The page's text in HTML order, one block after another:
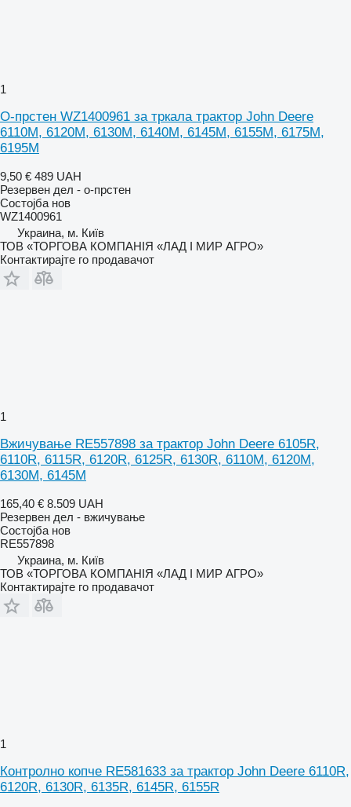
1
О-прстен WZ1400961 за тркала трактор John Deere
6110M, 6120M, 6130M, 6140M, 6145M, 6155M, 6175M,
6195M
9,50 € 489 UAH
Резервен дел - о-прстен
Состојба нов
WZ1400961
Украина, м. Київ
ТОВ «ТОРГОВА КОМПАНІЯ «ЛАД І МИР АГРО»
Контактирајте го продавачот
1
Вжичување RE557898 за трактор John Deere 6105R,
6110R, 6115R, 6120R, 6125R, 6130R, 6110M, 6120M,
6130M, 6145M
165,40 € 8.509 UAH
Резервен дел - вжичување
Состојба нов
RE557898
Украина, м. Київ
ТОВ «ТОРГОВА КОМПАНІЯ «ЛАД І МИР АГРО»
Контактирајте го продавачот
1
Контролно копче RE581633 за трактор John Deere 6110R,
6120R, 6130R, 6135R, 6145R, 6155R